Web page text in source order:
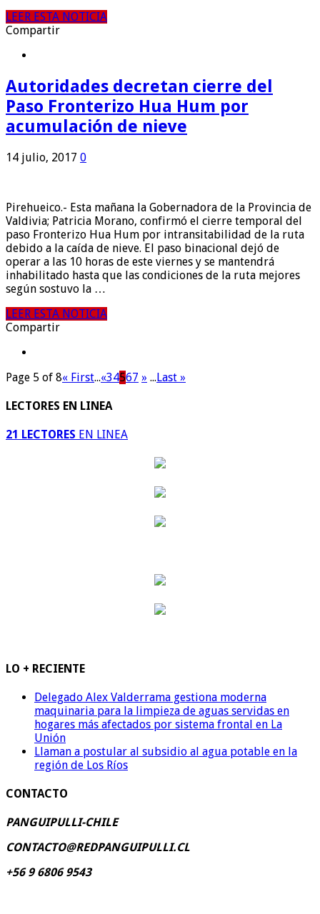
LEER ESTA NOTICIA
Compartir
Autoridades decretan cierre del
Paso Fronterizo Hua Hum por
acumulación de nieve
14 julio, 2017 0
Pirehueico.- Esta mañana la Gobernadora de la Provincia de
Valdivia; Patricia Morano, confirmó el cierre temporal del
paso Fronterizo Hua Hum por intransitabilidad de la ruta
debido a la caída de nieve. El paso binacional dejó de
operar a las 10 horas de este viernes y se mantendrá
inhabilitado hasta que las condiciones de la ruta mejores
según sostuvo la …
LEER ESTA NOTICIA
Compartir
Page 5 of 8« First...«34567 » ...Last »
LECTORES EN LINEA
21 LECTORES EN LINEA
LO + RECIENTE
Delegado Alex Valderrama gestiona moderna
maquinaria para la limpieza de aguas servidas en
hogares más afectados por sistema frontal en La
Unión
Llaman a postular al subsidio al agua potable en la
región de Los Ríos
CONTACTO
PANGUIPULLI-CHILE
CONTACTO@REDPANGUIPULLI.CL
+56 9 6806 9543